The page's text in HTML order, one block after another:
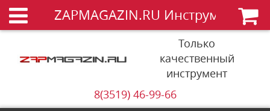
ZAPMAGAZIN.RU Инструменты
Только
качественный
инструмент
8(3519) 46-99-66